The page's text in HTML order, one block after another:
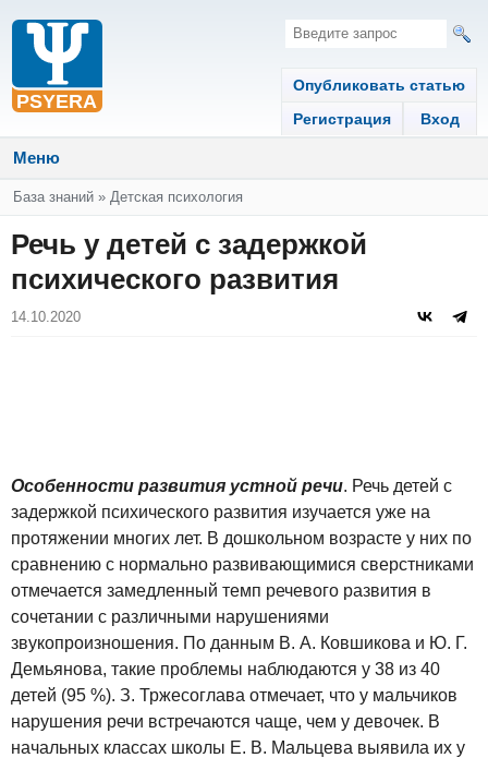
Опубликовать статью
Регистрация
Вход
Меню
Вы здесь
База знаний » Детская психология
Речь у детей с задержкой
психического развития
14.10.2020
Особенности развития устной речи. Речь детей с
задержкой психического развития изучается уже на
протяжении многих лет. В дошкольном возрасте у них по
сравнению с нормально развивающимися сверстниками
отмечается замедленный темп речевого развития в
сочетании с различными нарушениями
звукопроизношения. По данным В. А. Ковшикова и Ю. Г.
Демьянова, такие проблемы наблюдаются у 38 из 40
детей (95 %). З. Тржесоглава отмечает, что у мальчиков
нарушения речи встречаются чаще, чем у девочек. В
начальных классах школы Е. В. Мальцева выявила их у